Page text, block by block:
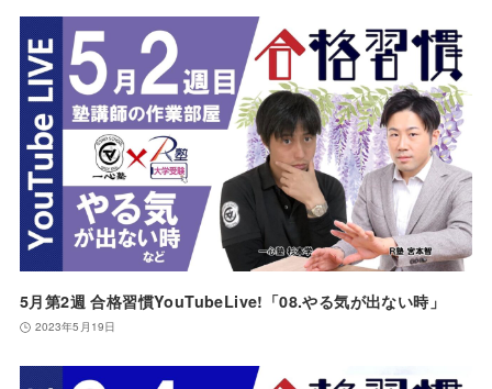
5月第2週 合格習慣YouTubeLive!「08.やる気が出ない時」
2023年5月19日